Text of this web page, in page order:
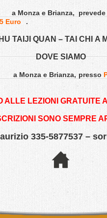
a Monza e Brianza,
Euro .
TAIJI QUAN – TAI CHI A
DOVE SIAMO
a Monza e Brianza, presso
ALLE LEZIONI GRATUITE
SONO SEMPRE
335-5877537 –